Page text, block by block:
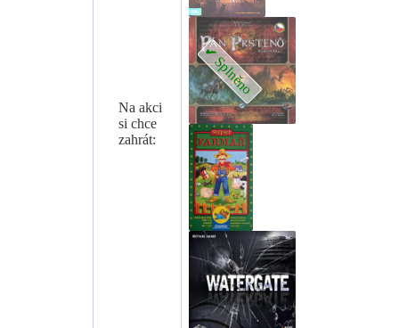
Na akci
si chce
zahrát: